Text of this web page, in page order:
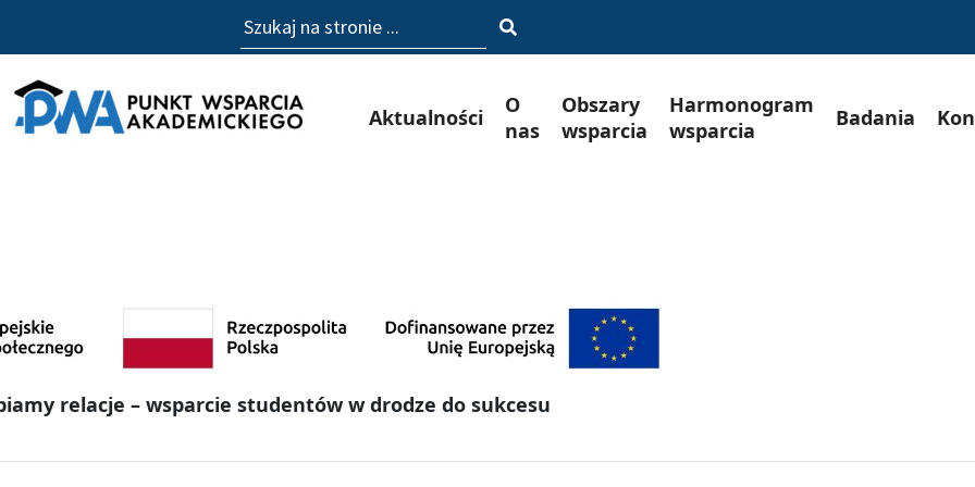
Szukaj
Aktualności
O
nas
Obszary
wsparcia
Harmonogram
wsparcia
Badania
relacje – wsparcie studentów w drodze do sukcesu